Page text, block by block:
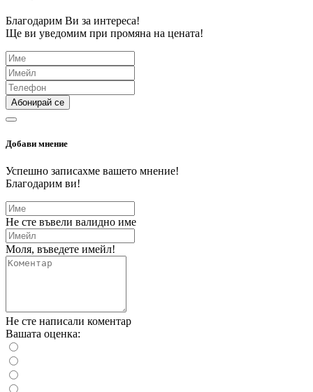
Благодарим Ви за интереса!
Ще ви уведомим при промяна на цената!
Абонирай се
Добави мнение
Успешно записахме вашето мнение!
Благодарим ви!
Не сте въвели валидно име
Моля, въведете имейл!
Не сте написали коментар
Вашата оценка: